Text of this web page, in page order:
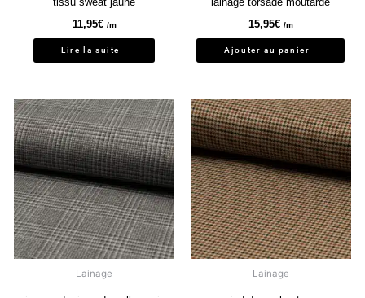
11,95€ /m
Lire la suite
15,95€ /m
Ajouter au panier
Lainage Lainage